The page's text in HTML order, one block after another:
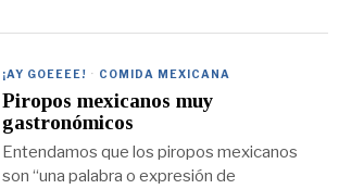
¡AY GOEEEE! · COMIDA MEXICANA
Piropos mexicanos muy
gastronómicos
Entendamos que los piropos mexicanos
son “una palabra o expresión de